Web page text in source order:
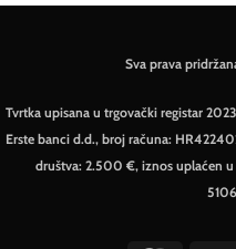
Sva prava
Tvrtka upisana u trgovački registar
Erste banci d.d., broj računa:
društva: 2.500 €, iznos uplaćen